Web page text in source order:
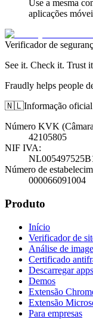
Use a mesma
aplicações
Verificador de
See it. Check it. Trust
Fraudly helps people
🇳🇱Informação oficial
Número KVK
42105805
NIF IVA:
Número de
000066091004
Produto
Início
Verificador de
Análise de
Certificado
Descarregar apps
Demos
Extensão
Extensão
Para empresas